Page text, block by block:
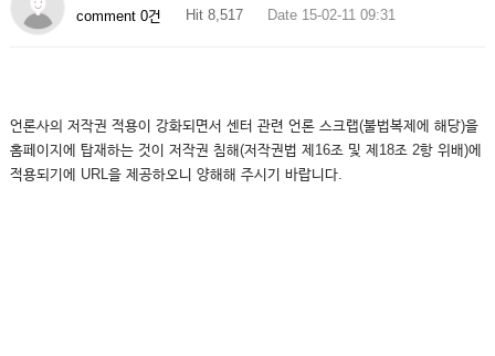
comment 0건
Hit 8,517 Date 15-02-11 09:31
언론사의 저작권 적용이 강화되면서 센터 관련 언론 스크랩(불법복제에 해당)을
홈페이지에 탑재하는 것이 저작권 침해(저작권법 제16조 및 제18조 2항 위배)에
적용되기에 URL을 제공하오니 양해해 주시기 바랍니다.